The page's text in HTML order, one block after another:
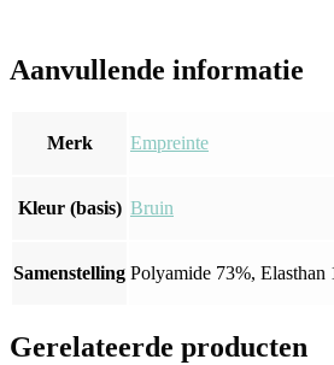
Aanvullende informatie
Merk Empreinte
Kleur (basis) Bruin
Samenstelling Polyamide 73%, Elasthan
Gerelateerde producten